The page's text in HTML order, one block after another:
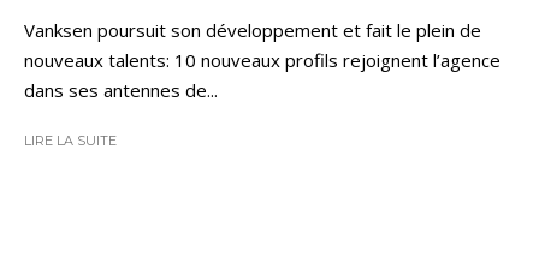
Vanksen poursuit son développement et fait le plein de
nouveaux talents: 10 nouveaux profils rejoignent l’agence
dans ses antennes de...
LIRE LA SUITE